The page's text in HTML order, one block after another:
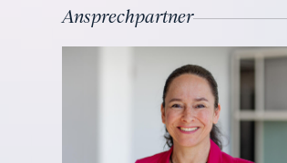
Ansprechpartner